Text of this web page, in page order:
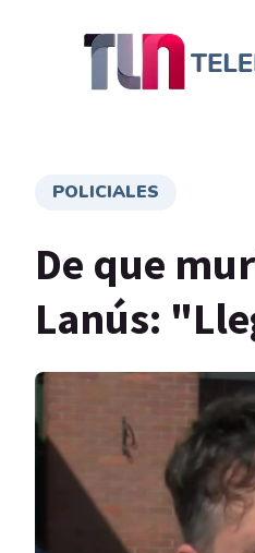
POLICIALES
De que
Lanús: